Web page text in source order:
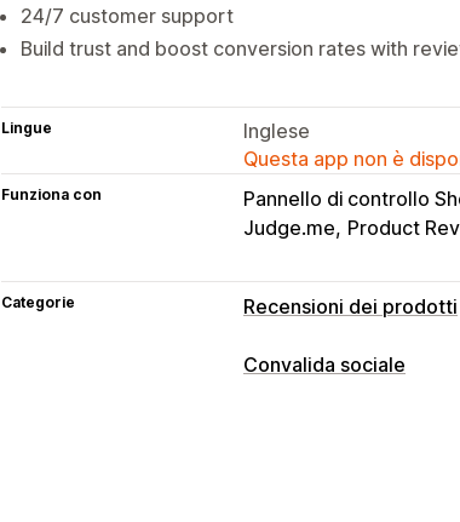
24/7 customer support
Build trust and boost conversion rates with
Lingue
Inglese
Questa app non è
Funziona con Pannello di controllo
Judge.me Product
Categorie Recensioni dei prodotti
Opzioni di visualizzazione
Convalida sociale